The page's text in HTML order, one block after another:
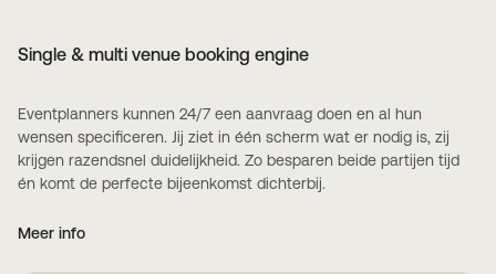
Single & multi venue booking engine
Eventplanners kunnen 24/7 een aanvraag doen en al hun
wensen specificeren. Jij ziet in één scherm wat er nodig is, zij
krijgen razendsnel duidelijkheid. Zo besparen beide partijen tijd
én komt de perfecte bijeenkomst dichterbij.
Meer info